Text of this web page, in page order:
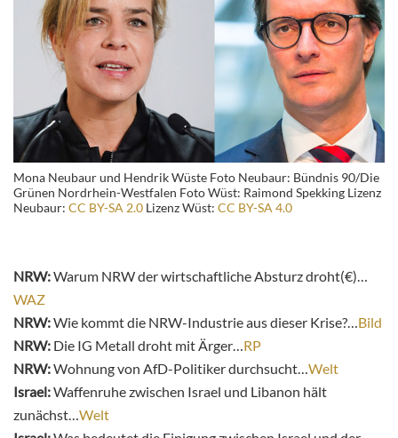
Mona Neubaur und Hendrik Wüste Foto Neubaur: Bündnis 90/Die
Grünen Nordrhein-Westfalen Foto Wüst: Raimond Spekking Lizenz
Neubaur: CC BY-SA 2.0 Lizenz Wüst: CC BY-SA 4.0
NRW:Warum NRW der wirtschaftliche Absturz droht(€)…
WAZ
NRW:Wie kommt die NRW-Industrie aus dieser Krise?…Bild
NRW: Die IG Metall droht mit Ärger…RP
NRW:Wohnung von AfD-Politiker durchsucht…Welt
Israel:Waffenruhe zwischen Israel und Libanon hält
zunächst…Welt